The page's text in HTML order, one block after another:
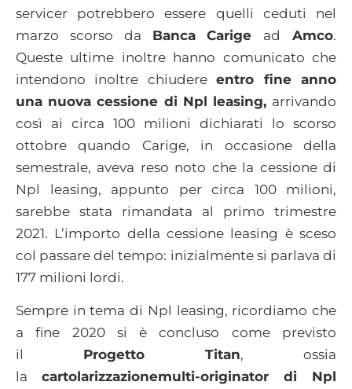
servicer potrebbero essere quelli ceduti nel
marzo scorso da Banca Carige ad Amco.
Queste ultime inoltre hanno comunicato che
intendono inoltre chiudereentro fine anno
una nuova cessione di Npl leasing, arrivando
così ai circa 100 milioni dichiarati lo scorso
ottobre quando Carige, in occasione della
semestrale, aveva reso noto che la cessione di
Npl leasing, appunto per circa 100 milioni,
sarebbe stata rimandata al primo trimestre
2021. L’importo della cessione leasing è sceso
col passare del tempo: inizialmente si parlava di
177 milioni lordi.
Sempre in tema di Npl leasing, ricordiamo che
a fine 2020 si è concluso come previsto
il Progetto Titan, ossia
la cartolarizzazionemulti-originator di Npl